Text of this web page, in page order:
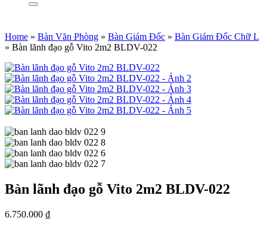
Home » Bàn Văn Phòng » Bàn Giám Đốc » Bàn Giám Đốc Chữ L
» Bàn lãnh đạo gỗ Vito 2m2 BLDV-022
Bàn lãnh đạo gỗ Vito 2m2 BLDV-022
6.750.000 ₫